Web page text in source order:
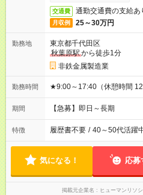
交通費 通勤交通費の支給あ
月収例 25～30万円
勤務地
東京都千代田区
秋葉原駅から徒歩1分
非鉄金属製造業
勤務時間 ★9:00～17:40（休憩時間
期間 【急募】即日～長期
特徴 履歴書不要 / 40～50代活躍
気になる！ 応募
掲載元企業名 ヒューマンリソ